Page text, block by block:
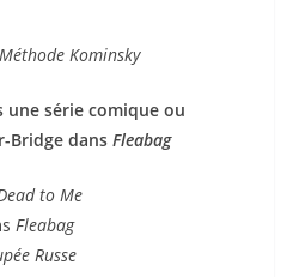
Kominsky
une série comique ou
Bridge dans Fleabag
to Me
Fleabag
Russe